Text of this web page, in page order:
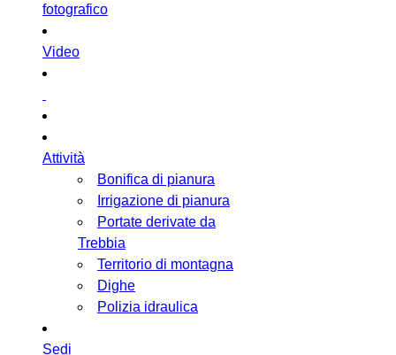
fotografico
Video
Attività
Bonifica di pianura
Irrigazione di pianura
Portate derivate da
Trebbia
Territorio di montagna
Dighe
Polizia idraulica
Sedi